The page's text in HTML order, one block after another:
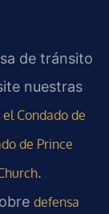
de tránsito
nuestras
Condado de
de Prince
.
defensa